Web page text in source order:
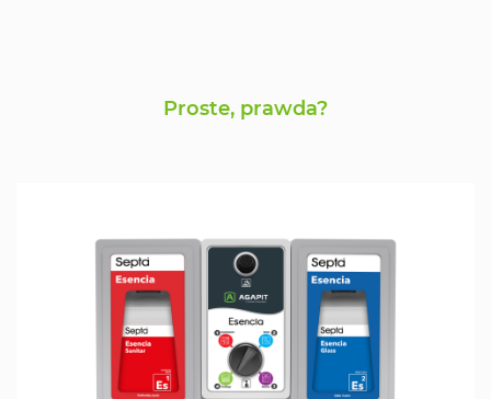
Proste, prawda?